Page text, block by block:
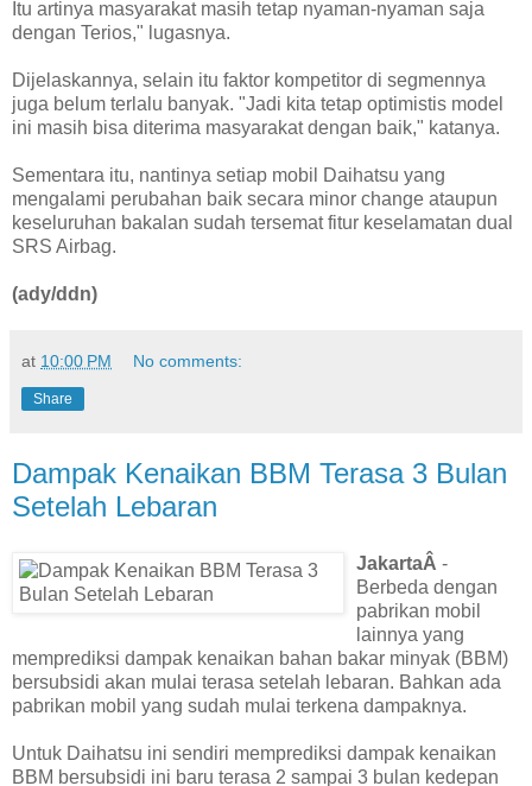
Itu artinya masyarakat masih tetap nyaman-nyaman saja
dengan Terios," lugasnya.
Dijelaskannya, selain itu faktor kompetitor di segmennya
juga belum terlalu banyak. "Jadi kita tetap optimistis model
ini masih bisa diterima masyarakat dengan baik," katanya.
Sementara itu, nantinya setiap mobil Daihatsu yang
mengalami perubahan baik secara minor change ataupun
keseluruhan bakalan sudah tersemat fitur keselamatan dual
SRS Airbag.
(ady/ddn)
at 10:00 PM No comments:
Share
Dampak Kenaikan BBM Terasa 3 Bulan
Setelah Lebaran
JakartaÂ -
Berbeda dengan
pabrikan mobil
lainnya yang
memprediksi dampak kenaikan bahan bakar minyak (BBM)
bersubsidi akan mulai terasa setelah lebaran. Bahkan ada
pabrikan mobil yang sudah mulai terkena dampaknya.
Untuk Daihatsu ini sendiri memprediksi dampak kenaikan
BBM bersubsidi ini baru terasa 2 sampai 3 bulan kedepan